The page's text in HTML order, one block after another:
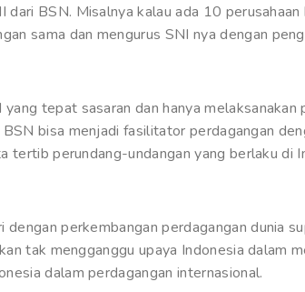
BSN. Misalnya kalau ada 10
sama dan mengurus SNI nya dengan
tepat sasaran dan hanya
bisa menjadi fasilitator perdagangan
perundang-undangan yang berlaku di
perkembangan perdagangan dunia
tak mengganggu upaya Indonesia dalam
dalam perdagangan internasional.